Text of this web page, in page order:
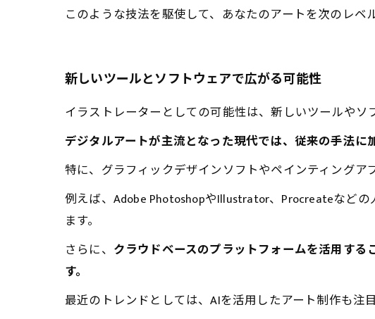
このような技法を駆使して、あなたのアートを次のレベ
新しいツールとソフトウェアで広がる可能性
イラストレーターとしての可能性は、新しいツールやソ
デジタルアートが主流となった現代では、従来の手法に
特に、グラフィックデザインソフトやペインティングア
例えば、Adobe PhotoshopやIllustrator、Procreateなど
ます。
さらに、 クラウドベースのプラットフォームを活用す
す。
最近のトレンドとしては、AIを活用したアート制作も注